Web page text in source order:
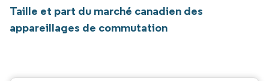
Taille et part du marché canadien des
appareillages de commutation